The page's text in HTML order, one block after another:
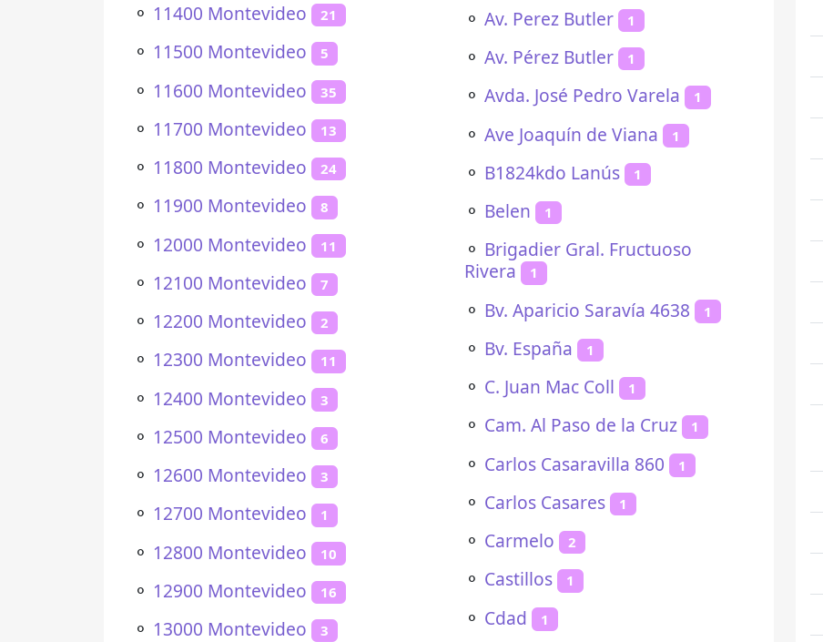
⚬ 11400 Montevideo 21
⚬ 11500 Montevideo 5
⚬ 11600 Montevideo 35
⚬ 11700 Montevideo 13
⚬ 11800 Montevideo 24
⚬ 11900 Montevideo 8
⚬ 12000 Montevideo 11
⚬ 12100 Montevideo 7
⚬ 12200 Montevideo 2
⚬ 12300 Montevideo 11
⚬ 12400 Montevideo 3
⚬ 12500 Montevideo 6
⚬ 12600 Montevideo 3
⚬ 12700 Montevideo 1
⚬ 12800 Montevideo 10
⚬ 12900 Montevideo 16
⚬ 13000 Montevideo 3
⚬ Av. Perez Butler 1
⚬ Av. Pérez Butler 1
⚬ Avda. José Pedro Varela 1
⚬ Ave Joaquín de Viana 1
⚬ B1824kdo Lanús 1
⚬ Belen 1
⚬ Brigadier Gral. Fructuoso
Rivera
1
⚬ Bv. Aparicio Saravía 4638 1
⚬ Bv. España 1
⚬ C. Juan Mac Coll 1
⚬ Cam. Al Paso de la Cruz 1
⚬ Carlos Casaravilla 860 1
⚬ Carlos Casares 1
⚬ Carmelo 2
⚬ Castillos 1
⚬ Cdad 1